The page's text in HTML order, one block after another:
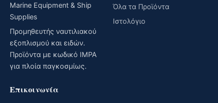
Marine Equipment & Ship
Supplies
Προμηθευτής ναυτιλιακού
εξοπλισμού και ειδών.
Προϊόντα με κωδικό IMPA
για πλοία παγκοσμίως.
Όλα τα Προϊόντα
Ιστολόγιο
Επικοινωνία